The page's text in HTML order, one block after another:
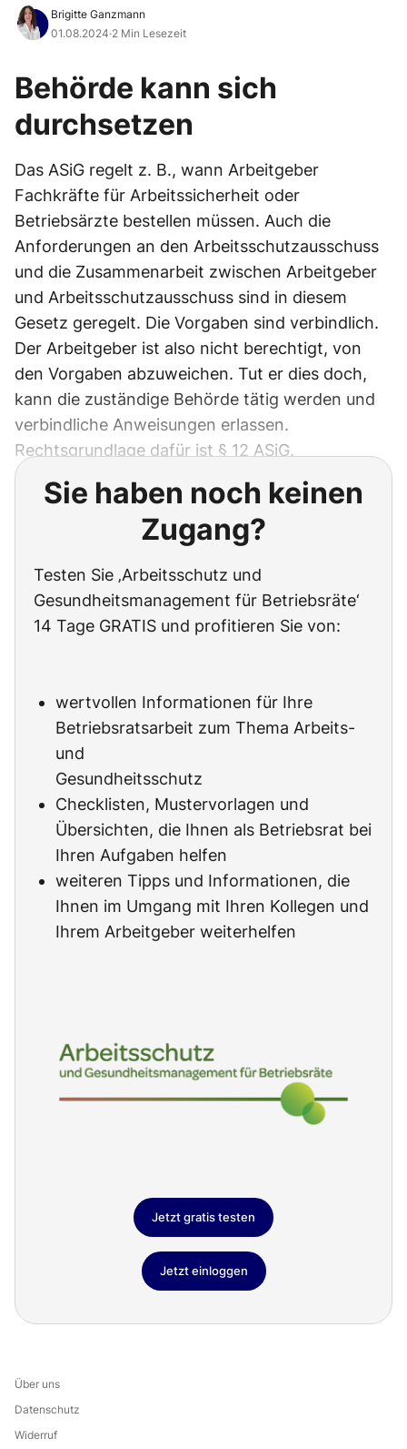
Brigitte Ganzmann
01.08.2024·2 Min Lesezeit
Behörde kann sich
durchsetzen
Das ASiG regelt z. B., wann Arbeitgeber
Fachkräfte für Arbeitssicherheit oder
Betriebsärzte bestellen müssen. Auch die
Anforderungen an den Arbeitsschutzausschuss
und die Zusammenarbeit zwischen Arbeitgeber
und Arbeitsschutzausschuss sind in diesem
Gesetz geregelt. Die Vorgaben sind verbindlich.
Der Arbeitgeber ist also nicht berechtigt, von
den Vorgaben abzuweichen. Tut er dies doch,
kann die zuständige Behörde tätig werden und
verbindliche Anweisungen erlassen.
Rechtsgrundlage dafür ist § 12 ASiG.
Sie haben noch keinen
Zugang?
Testen Sie ‚Arbeitsschutz und
Gesundheitsmanagement für Betriebsräte‘
14 Tage GRATIS und profitieren Sie von:
wertvollen Informationen für Ihre
Betriebsratsarbeit zum Thema Arbeits-
und
Gesundheitsschutz
Checklisten, Mustervorlagen und
Übersichten, die Ihnen als Betriebsrat bei
Ihren Aufgaben helfen
weiteren Tipps und Informationen, die
Ihnen im Umgang mit Ihren Kollegen und
Ihrem Arbeitgeber weiterhelfen
Jetzt gratis testen
Jetzt einloggen
Über uns
Datenschutz
Widerruf